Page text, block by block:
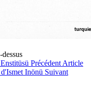
Précédent Article
Inönü Suivant